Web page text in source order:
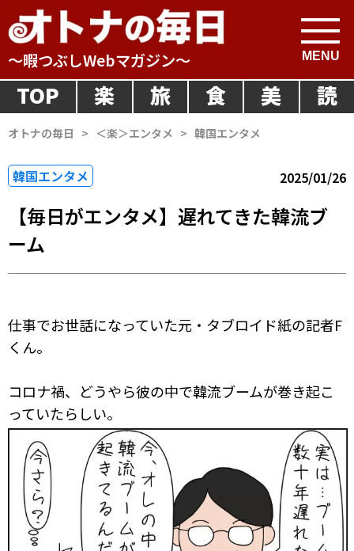
～暇つぶしWebマガジン～
TOP 楽 旅 食 美 読
オトナの毎日 > ＜楽＞エンタメ > 韓国エンタメ
韓国エンタメ 2025/01/26
【毎日がエンタメ】遅れてきた韓流ブ
ーム
仕事でお世話になっていた元・タブロイド紙の記者F
くん。
コロナ禍、どうやら彼の中で韓流ブームが巻き起こ
っていたらしい。